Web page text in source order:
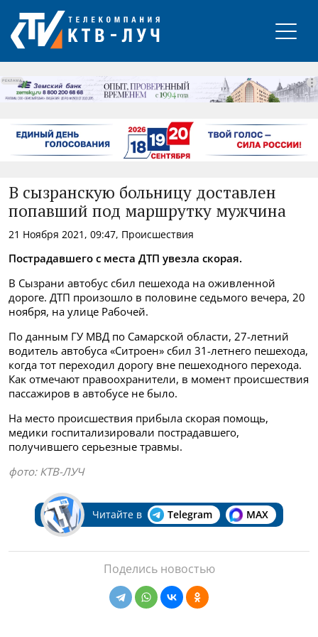
РЕКЛАМА
В сызранскую больницу доставлен
попавший под маршрутку мужчина
21 Ноября 2021, 09:47, Происшествия
Пострадавшего с места ДТП увезла скорая.
В Сызрани автобус сбил пешехода на оживленной
дороге. ДТП произошло в половине седьмого вечера, 20
ноября, на улице Рабочей.
По данным ГУ МВД по Самарской области, 27-летний
водитель автобуса «Ситроен» сбил 31-летнего пешехода,
когда тот переходил дорогу вне пешеходного перехода.
Как отмечают правоохранители, в момент происшествия
пассажиров в автобусе не было.
На место происшествия прибыла скорая помощь,
медики госпитализировали пострадавшего,
получившего серьезные травмы.
фото: КТВ-ЛУЧ
Читайте в Telegram MAX
Поделись новостью